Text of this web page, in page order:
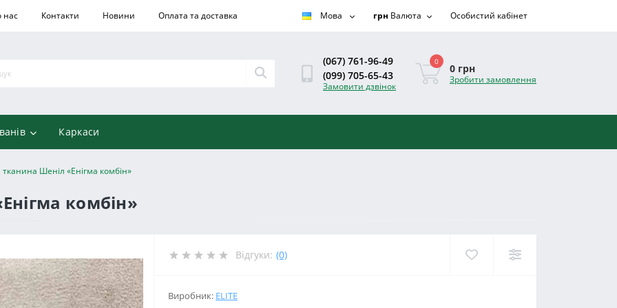
нас Контакти Новини Оплата та доставка Мова грн Валюта Особистий кабінет
(067) 761-96-49
(099) 705-65-43
Замовити дзвінок
0
0 грн
Зробити замовлення
Каркаси
Шеніл «Енігма комбін»
комбін»
Відгуки: (0)
Виробник: ELITE